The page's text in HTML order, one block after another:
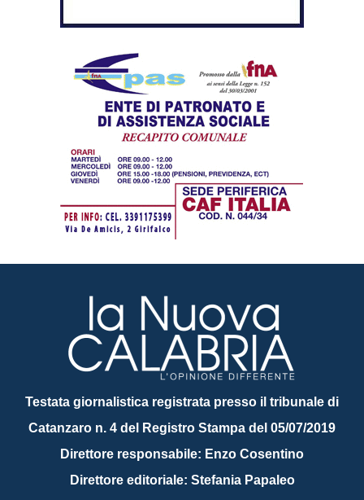
Testata giornalistica registrata presso il tribunale di
Catanzaro n. 4 del Registro Stampa del 05/07/2019
Direttore responsabile: Enzo Cosentino
Direttore editoriale: Stefania Papaleo